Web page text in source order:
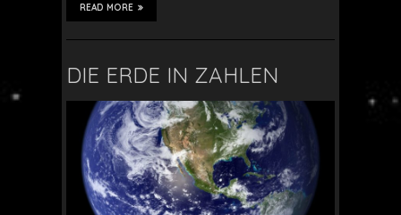
READ MORE
DIE ERDE IN ZAHLEN